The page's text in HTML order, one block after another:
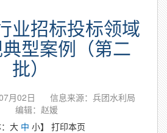
业招标投标领域
型案例（第二
批）
月02日
信息来源：兵团水利局
编辑：赵媛
大 中 小】 打印本页